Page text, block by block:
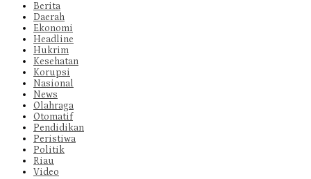
Berita
Daerah
Ekonomi
Headline
Hukrim
Kesehatan
Korupsi
Nasional
News
Olahraga
Otomatif
Pendidikan
Peristiwa
Politik
Riau
Video